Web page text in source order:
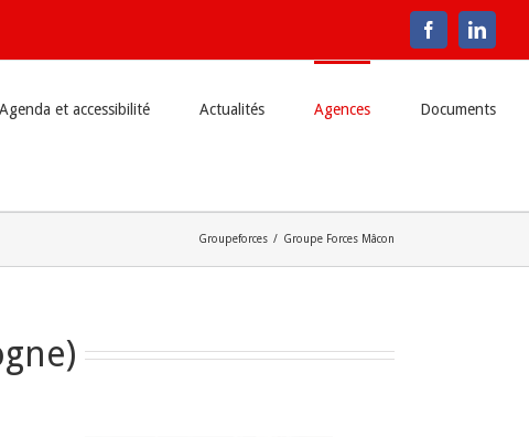
Facebook
Agenda et accessibilité Actualités Agences Documents
Groupeforces / Groupe Forces Mâcon